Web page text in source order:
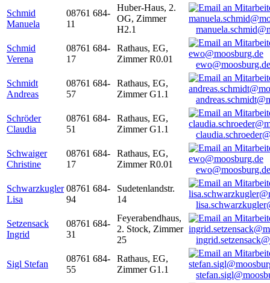
Schmid
Manuela
08761 684-
11
Huber-Haus, 2.
OG, Zimmer
H2.1
Schmid
Verena
08761 684-
17
Rathaus, EG,
Zimmer R0.01
ewo@moosburg.de
Schmidt
Andreas
08761 684-
57
Rathaus, EG,
Zimmer G1.1
Schröder
Claudia
08761 684-
51
Rathaus, EG,
Zimmer G1.1
Schwaiger
Christine
08761 684-
17
Rathaus, EG,
Zimmer R0.01
ewo@moosburg.de
Schwarzkugler
Lisa
08761 684-
94
Sudetenlandstr.
14
Setzensack
Ingrid
08761 684-
31
Feyerabendhaus,
2. Stock, Zimmer
25
Sigl Stefan
08761 684-
55
Rathaus, EG,
Zimmer G1.1